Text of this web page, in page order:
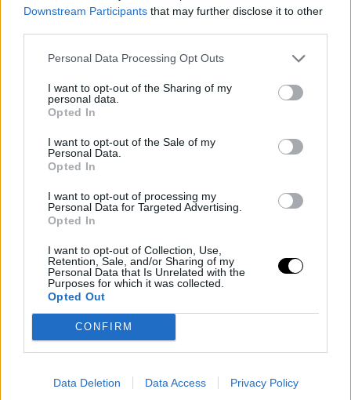
Downstream Participants that may further disclose it to other
Personal Data Processing Opt Outs
I want to opt-out of the Sharing of my
personal data.
Opted In
I want to opt-out of the Sale of my
Personal Data.
Opted In
I want to opt-out of processing my
Personal Data for Targeted Advertising.
Opted In
I want to opt-out of Collection, Use,
Retention, Sale, and/or Sharing of my
Personal Data that Is Unrelated with the
Purposes for which it was collected.
Opted Out
CONFIRM
Data Deletion Data Access Privacy Policy
απέναντι σε έναν παντρεμένο άντρα.
βρέθηκε ξαφνικά στο επίκεντρο, χωρίς να το περιμένει. Ήταν
μια αυθόρμητη αντίδραση, ξένη προς τη λογική της δημόσιας